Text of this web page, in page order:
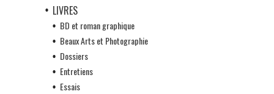
LIVRES
BD et roman graphique
Beaux Arts et Photographie
Dossiers
Entretiens
Essais